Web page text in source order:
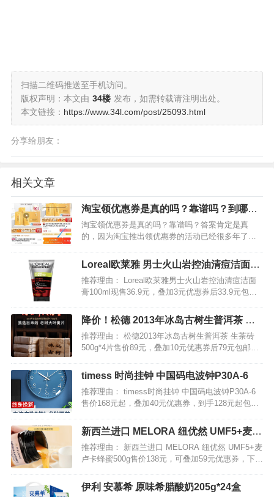
扫描二维码推送至手机访问。
版权声明：本文由 34楼 发布，如需转载请注明出处。
本文链接： https://www.34l.com/post/25093.html
分享给朋友：
相关文章
淘宝领优惠券是真的吗？靠谱吗？到哪里
才能领到？
淘宝领优惠券是真的吗？靠谱吗？答案肯定是真
的，因为淘宝推出领优惠券的活动已经很多年了，
领取优惠券福利。不过现在不同了，由于高佣联盟
的出现，让领优惠券变得更加的简单，大家只需要
下载一个高佣联盟，你就…
Loreal欧莱雅 男士火山岩控油清痘洁面膏
100ml
推荐理由： Loreal欧莱雅男士火山岩控油清痘洁面
膏100ml现售36.9元，叠加3元优惠券后33.9元包
瓶搞定出油、防痘、补水保湿，天然选材不刺激，
从调理肌肤内部控制出油问题，效果明显…
降价！松德 2013年冰岛古树生普洱茶 生
茶砖500g*4片
推荐理由： 松德2013年冰岛古树生普洱茶 生茶砖
500g*4片售价89元，叠加10元优惠券后79元包邮。
多年的历史。严选冰岛茶区早春古树黄片发酵，茶
汤金黄通透，因其内质丰富，故而口感浓烈甘甜…
timess 时尚挂钟 中国码电波钟P30A-6
推荐理由： timess时尚挂钟 中国码电波钟P30A-6
售价168元起，叠加40元优惠券，到手128元起包
元。 TIMESS是国际著名的钟表设计开发公司，创
立于1983年的台湾，…
新西兰进口 MELORA 纽优然 UMF5+麦卢
卡蜂蜜500g
推荐理由： 新西兰进口 MELORA 纽优然 UMF5+麦
卢卡蜂蜜500g售价138元，可叠加59元优惠券，下单
卡公司，纽优然拥有麦卢卡蜂蜜的全线资源，从蜂
箱、养蜂人、蜂蜜萃取到处理和包装一…
伊利 安慕希 原味希腊酸奶205g*24盒